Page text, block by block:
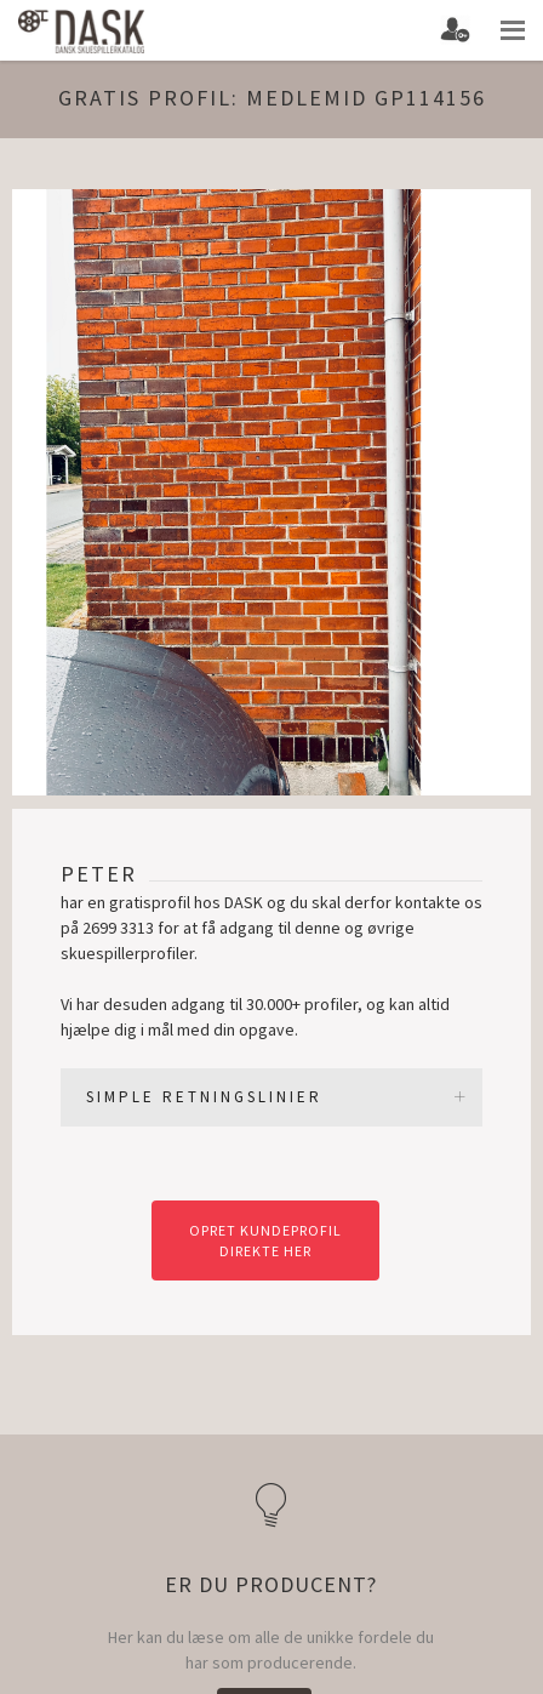
GRATIS PROFIL: MEDLEMID GP114156
PETER
har en gratisprofil hos DASK og du skal derfor kontakte os
på 2699 3313 for at få adgang til denne og øvrige
skuespillerprofiler.
Vi har desuden adgang til 30.000+ profiler, og kan altid
hjælpe dig i mål med din opgave.
SIMPLE RETNINGSLINIER
OPRET KUNDEPROFIL
DIREKTE HER
ER DU PRODUCENT?
Her kan du læse om alle de unikke fordele du
har som producerende.